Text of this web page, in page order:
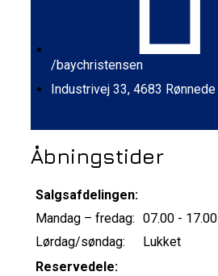
/baychristensen
Industrivej 33, 4683 Rønnede
Åbningstider
Salgsafdelingen:
Mandag – fredag: 07.00 - 17.00
Lørdag/søndag:
Lukket
Reservedele: